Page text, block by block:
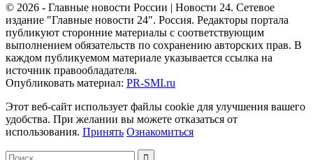
© 2026 - Главные новости России | Новости 24. Сетевое
издание "Главные новости 24". Россия. Редакторы портала
публикуют сторонние материалы с соответствующим
выполнением обязательств по сохранению авторских прав. В
каждом публикуемом материале указывается ссылка на
источник правообладателя.
Опубликовать материал: PR-SMI.ru
Этот веб-сайт использует файлы cookie для улучшения вашего
удобства. При желании вы можете отказаться от
использования. Принять Ознакомиться